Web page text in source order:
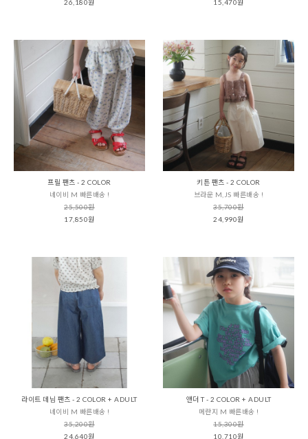
26,180원
15,470원
프릴 팬츠 - 2 COLOR
네이비 M 빠른배송 !
25,500원
17,850원
키튼 팬츠 - 2 COLOR
브라운 M,JS 빠른배송 !
35,700원
24,990원
라이트 데님 팬츠 - 2 COLOR + ADULT
네이비 M 빠른배송 !
35,200원
24,640원
앤더 T - 2 COLOR + ADULT
메란지 M 빠른배송 !
15,300원
10,710원